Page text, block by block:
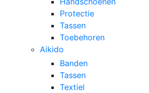
Protectie
Tassen
Toebehoren
Aikido
Banden
Tassen
Textiel